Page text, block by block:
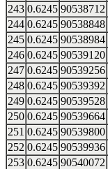
243 0.6245 90538712
244 0.6245 90538848
245 0.6245 90538984
246 0.6245 90539120
247 0.6245 90539256
248 0.6245 90539392
249 0.6245 90539528
250 0.6245 90539664
251 0.6245 90539800
252 0.6245 90539936
253 0.6245 90540072